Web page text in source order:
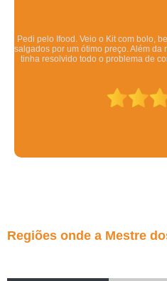
Os salgadinhos são maravilhosos.
esquento no microondas pra ser
Todo mundo q
Regiões onde a Mestre